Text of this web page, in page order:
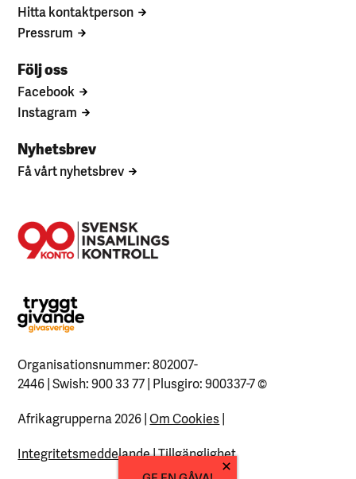
Hitta kontaktperson
Pressrum
Följ oss
Facebook
Instagram
Nyhetsbrev
Få vårt nyhetsbrev
Organisationsnummer: 802007-
2446 | Swish: 900 33 77 | Plusgiro: 900337-7©
Afrikagrupperna 2026 |Om Cookies |
Integritetsmeddelande|Tillgänglighet